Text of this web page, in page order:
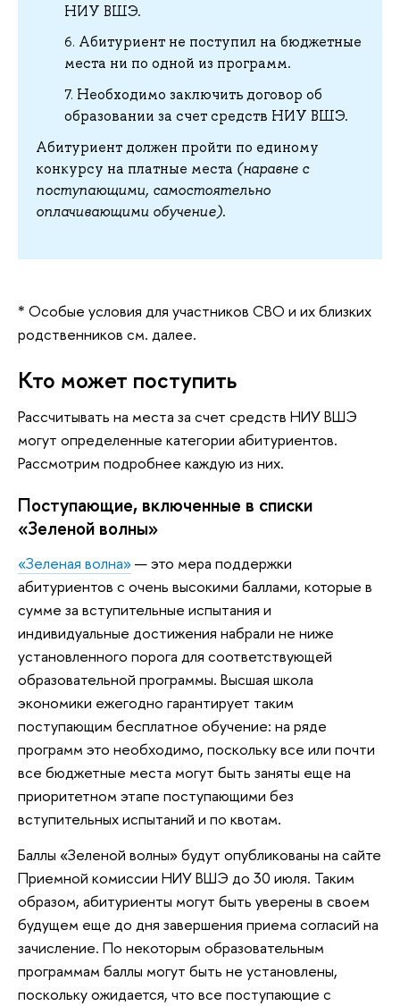
НИУ ВШЭ.
Абитуриент не поступил на бюджетные
места ни по одной из программ.
Необходимо заключить договор об
образовании за счет средств НИУ ВШЭ.
Абитуриент должен пройти по единому
конкурсу на платные места (наравне с
поступающими, самостоятельно
оплачивающими обучение).
* Особые условия для участников СВО и их близких
родственников см. далее.
Кто может поступить
Рассчитывать на места за счет средств НИУ ВШЭ
могут определенные категории абитуриентов.
Рассмотрим подробнее каждую из них.
Поступающие, включенные в списки
«Зеленой волны»
«Зеленая волна»— это мера поддержки
абитуриентов с очень высокими баллами, которые в
сумме за вступительные испытания и
индивидуальные достижения набрали не ниже
установленного порога для соответствующей
образовательной программы. Высшая школа
экономики ежегодно гарантирует таким
поступающим бесплатное обучение: на ряде
программ это необходимо, поскольку все или почти
все бюджетные места могут быть заняты еще на
приоритетном этапе поступающими без
вступительных испытаний и по квотам.
Баллы «Зеленой волны» будут опубликованы на сайте
Приемной комиссии НИУ ВШЭ до 30 июля. Таким
образом, абитуриенты могут быть уверены в своем
будущем еще до дня завершения приема согласий на
зачисление. По некоторым образовательным
программам баллы могут быть не установлены,
поскольку ожидается, что все поступающие с